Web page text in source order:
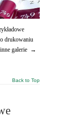
drukowaniu
galerie →
Back to Top